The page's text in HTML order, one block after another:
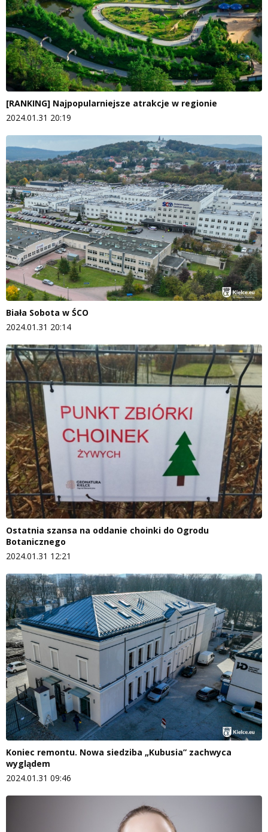
[RANKING] Najpopularniejsze atrakcje w regionie
2024.01.31 20:19
Biała Sobota w ŚCO
2024.01.31 20:14
Ostatnia szansa na oddanie choinki do Ogrodu
Botanicznego
2024.01.31 12:21
Koniec remontu. Nowa siedziba „Kubusia” zachwyca
wyglądem
2024.01.31 09:46